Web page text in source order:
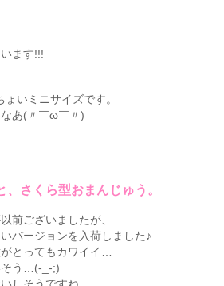
ます!!!
いミニサイズです。
あ(〃￣ω￣〃)
さくら型おまんじゅう。
前ございましたが、
バージョンを入荷しました♪
とってもカワイイ…
そう…(-_-;)